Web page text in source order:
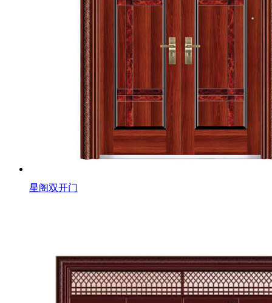
星阁双开门